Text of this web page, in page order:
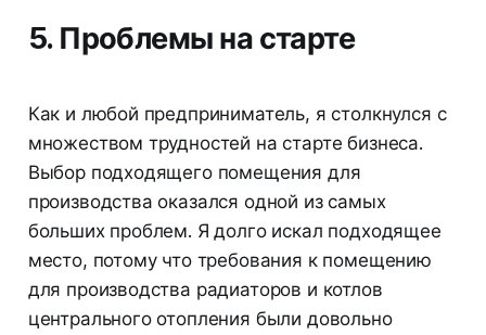
5. Проблемы на старте
Как и любой предприниматель, я столкнулся с
множеством трудностей на старте бизнеса.
Выбор подходящего помещения для
производства оказался одной из самых
больших проблем. Я долго искал подходящее
место, потому что требования к помещению
для производства радиаторов и котлов
центрального отопления были довольно